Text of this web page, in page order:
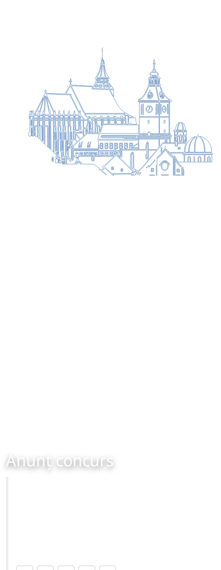
Anunț concurs